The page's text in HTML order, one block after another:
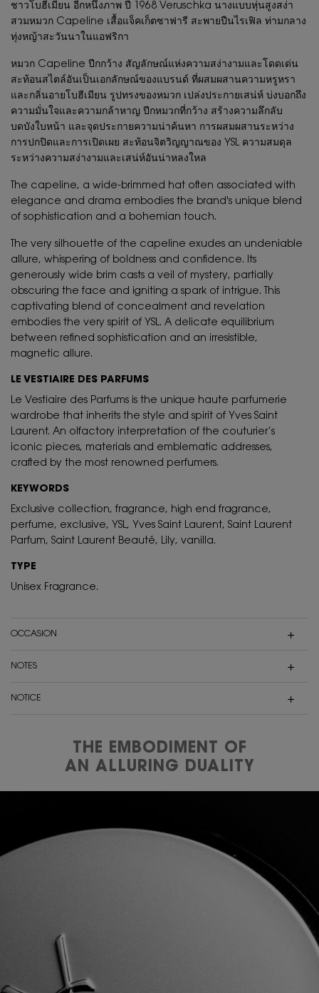
ชาวโบฮีเมียน อีกหนึ่งภาพ ปี 1968 Veruschka นางแบบหุ่นสูงสง่า
สวมหมวก Capeline เสื้อแจ็คเก็ตซาฟารี สะพายปืนไรเฟิล ท่ามกลาง
ทุ่งหญ้าสะวันนาในแอฟริกา
หมวก Capeline ปีกกว้าง สัญลักษณ์แห่งความสง่างามและโดดเด่น
สะท้อนสไตล์อันเป็นเอกลักษณ์ของแบรนด์ ที่ผสมผสานความหรูหรา
และกลิ่นอายโบฮีเมียน รูปทรงของหมวก เปล่งประกายเสน่ห์ บ่งบอกถึง
ความมั่นใจและความกล้าหาญ ปีกหมวกที่กว้าง สร้างความลึกลับ
บดบังใบหน้า และจุดประกายความน่าค้นหา การผสมผสานระหว่าง
การปกปิดและการเปิดเผย สะท้อนจิตวิญญาณของ YSL ความสมดุล
ระหว่างความสง่างามและเสน่ห์อันน่าหลงใหล
The capeline, a wide-brimmed hat often associated with
elegance and drama embodies the brand's unique blend
of sophistication and a bohemian touch.
The very silhouette of the capeline exudes an undeniable
allure, whispering of boldness and confidence. Its
generously wide brim casts a veil of mystery, partially
obscuring the face and igniting a spark of intrigue. This
captivating blend of concealment and revelation
embodies the very spirit of YSL. A delicate equilibrium
between refined sophistication and an irresistible,
magnetic allure.
LE VESTIAIRE DES PARFUMS
Le Vestiaire des Parfums is the unique haute parfumerie
wardrobe that inherits the style and spirit of Yves Saint
Laurent. An olfactory interpretation of the couturier’s
iconic pieces, materials and emblematic addresses,
crafted by the most renowned perfumers.
KEYWORDS
Exclusive collection, fragrance, high end fragrance,
perfume, exclusive, YSL, Yves Saint Laurent, Saint Laurent
Parfum, Saint Laurent Beauté, Lily, vanilla.
TYPE
Unisex Fragrance.
OCCASION
NOTES
NOTICE
THE EMBODIMENT OF
AN ALLURING DUALITY